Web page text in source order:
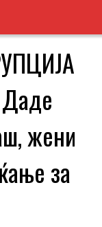
жени
за